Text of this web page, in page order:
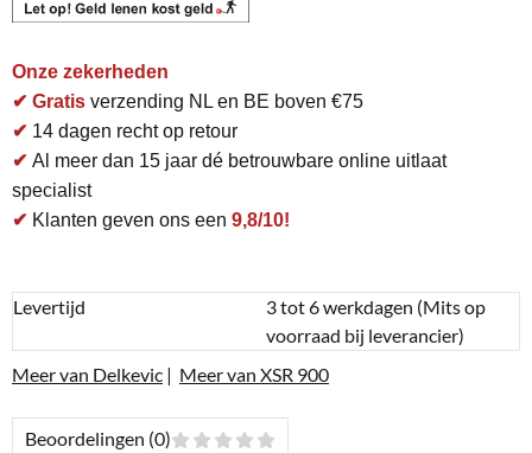
Onze zekerheden
✔ Gratis verzending NL en BE boven €75
✔ 14 dagen recht op retour
✔ Al meer dan 15 jaar dé betrouwbare online uitlaat
specialist
✔ Klanten geven ons een 9,8/10!
Levertijd
3 tot 6 werkdagen (Mits op
voorraad bij leverancier)
Meer van Delkevic | Meer van XSR 900
Beoordelingen (0)